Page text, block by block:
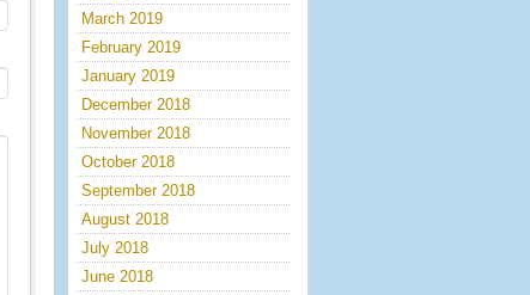
March 2019
February 2019
January 2019
December 2018
November 2018
October 2018
September 2018
August 2018
July 2018
June 2018